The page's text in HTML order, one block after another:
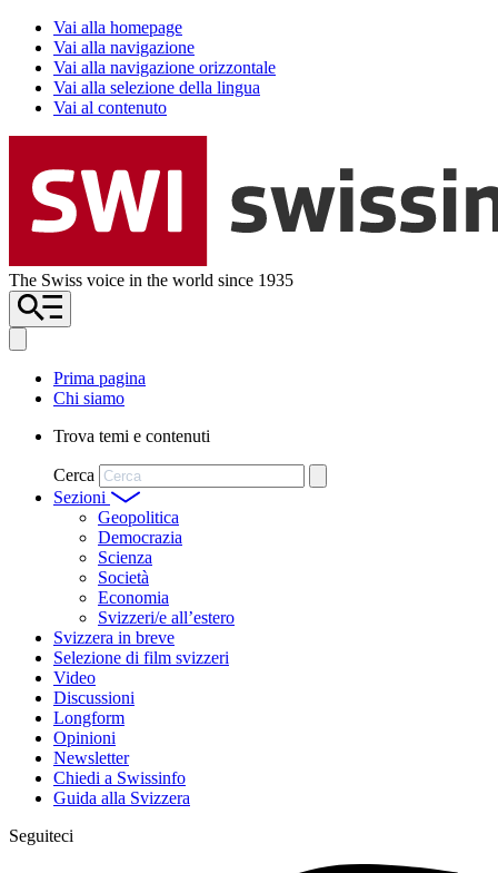
Vai alla homepage
Vai alla navigazione
Vai alla navigazione orizzontale
Vai alla selezione della lingua
Vai al contenuto
The Swiss voice in the world since 1935
Prima pagina
Chi siamo
Trova temi e contenuti
Cerca
Sezioni
Geopolitica
Democrazia
Scienza
Società
Economia
Svizzeri/e all’estero
Svizzera in breve
Selezione di film svizzeri
Video
Discussioni
Longform
Opinioni
Newsletter
Chiedi a Swissinfo
Guida alla Svizzera
Seguiteci